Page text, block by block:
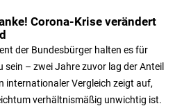
Corona-Krise verändert
der Bundesbürger halten es für
sein – zwei Jahre zuvor lag der Anteil
internationaler Vergleich zeigt auf,
verhältnismäßig unwichtig ist.